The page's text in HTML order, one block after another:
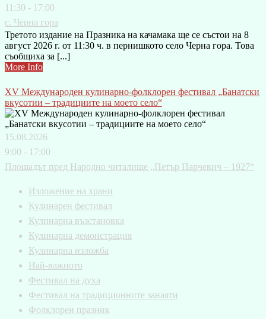
11:30 - 17:00
с. Черна гора
Третото издание на Празника на качамака ще се състои на 8
август 2026 г. от 11:30 ч. в пернишкото село Черна гора. Това
съобщиха за [...]
More Info
XV Международен кулинарно-фолклорен фестивал „Банатски
вкусотии – традициите на моето село“
15.08.2026
9:00 - 17:00
Площадът пред Народно читалище „Петър Парчевич – 1927“
Изложение на храни
Кулинарен фестивал
Кулинарна възстановка
Кулинарна демонстрация
Кулинарна изложба
Най-важното
Фестивал на духа
Фестивал на традиционните занаяти
Фолклорен празник